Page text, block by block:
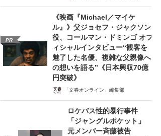
PR
《映画『Michael／マイケ
ル』》父ジョセフ・ジャクソン
役、コールマン・ドミンゴ オフ
ィシャルインタビュー“観客を
魅了した名優、複雑な父親像へ
の想いを語る”《日本興収70億
円突破》
「文春オンライン」編集部
ロケバス性的暴行事件
「ジャングルポケット」
元メンバー斉藤被告